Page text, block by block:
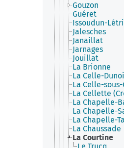
Gouzon
Guéret
Issoudun-
Jalesches
Janaillat
Jarnages
Jouillat
La Brionne
La Celle-
La Celle-sous-
La Cellette
La Chapelle-
La Chapelle-
La Chapelle-
La Chaussade
La Courtine